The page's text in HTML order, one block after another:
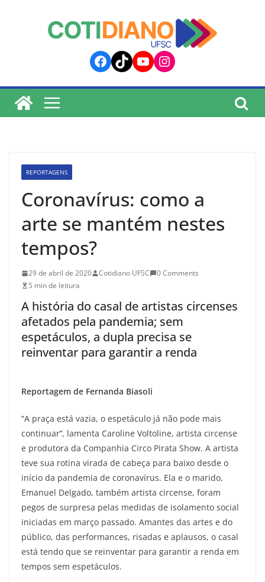
Facebook
TikTokYouTube
Instagram
REPORTAGENS
Coronavírus: como a
arte se mantém nestes
tempos?
29 de abril de 2020 Cotidiano UFSC
0 Comments
5 min de leitura
A história do casal de artistas circenses
afetados pela pandemia; sem
espetáculos, a dupla precisa se
reinventar para garantir a renda
Reportagem de Fernanda Biasoli
“A praça está vazia, o espetáculo já não pode mais
continuar’’, lamenta Caroline Voltoline, artista circense
e produtora da Companhia Circo Pirata Show. A artista
teve sua rotina virada de cabeça para baixo desde o
início da pandemia de coronavírus. Ela e o marido,
Emanuel Delgado, também artista circense, foram
pegos de surpresa pelas medidas de isolamento social
iniciadas em março passado. Amantes das artes e do
público, das performances, risadas e aplausos, o casal
está tendo que se reinventar para garantir a renda em
tempos sem espetáculos.